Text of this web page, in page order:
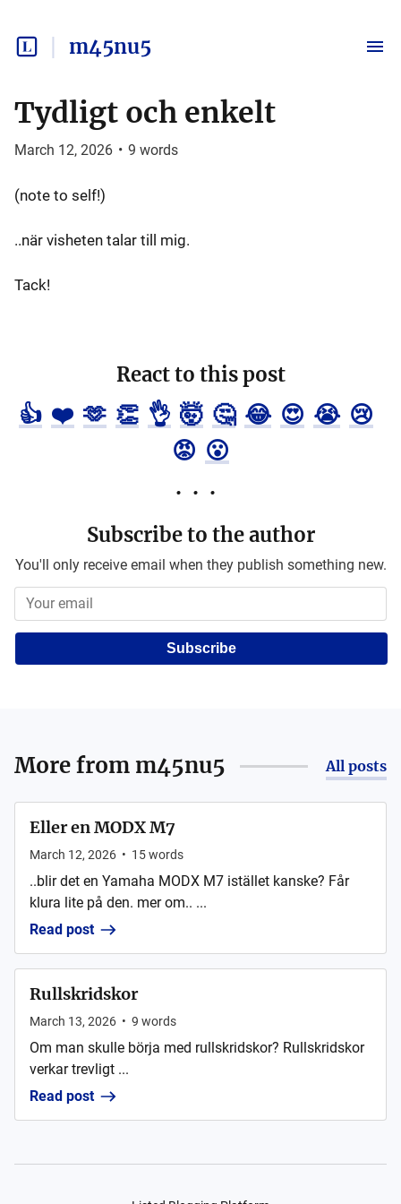
m45nu5
Tydligt och enkelt
March 12, 2026 • 9 words
(note to self!)
..när visheten talar till mig.
Tack!
React to this post
👍 ❤️ 🫶 👏 👌 🤯 🤔 😂 😍 😭 😢
😡 😮
Subscribe to the author
You'll only receive email when they publish something new.
Subscribe
More from m45nu5 All posts
Eller en MODX M7
March 12, 2026 • 15words
..blir det en Yamaha MODX M7 istället kanske? Får
klura lite på den. mer om.. ...
Read post
Rullskridskor
March 13, 2026 • 9 words
Om man skulle börja med rullskridskor? Rullskridskor
verkar trevligt ...
Read post